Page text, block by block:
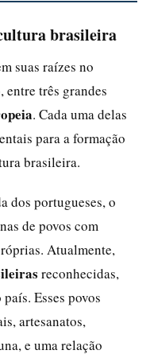
brasileira
suas raízes no
três grandes
. Cada uma delas
para a formação
brasileira.
dos portugueses, o
de povos com
Atualmente,
reconhecidas,
Esses povos
artesanatos,
e uma relação